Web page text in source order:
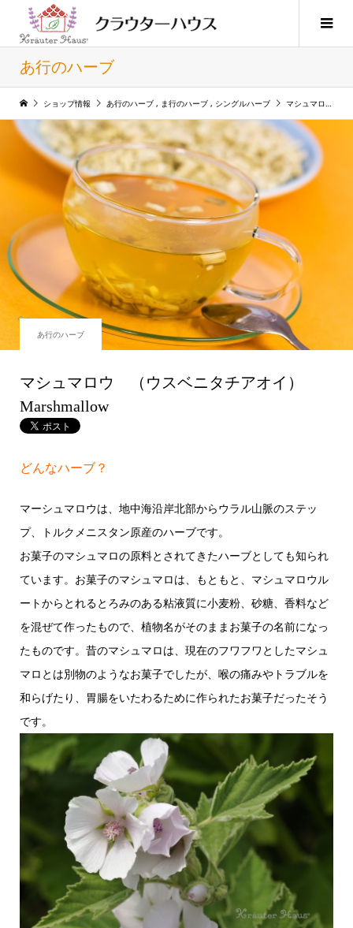
あ行のハーブ
ショップ情報 あ行のハーブ , ま行のハーブ , シングルハーブ マシュマロウ （ウスベニタチアオイ） Marshmallow
あ行のハーブ
マシュマロウ （ウスベニタチアオイ）
Marshmallow
どんなハーブ？
マーシュマロウは、地中海沿岸北部からウラル山脈のステッ
プ、トルクメニスタン原産のハーブです。
お菓子のマシュマロの原料とされてきたハーブとしても知られ
ています。お菓子のマシュマロは、もともと、マシュマロウル
ートからとれるとろみのある粘液質に小麦粉、砂糖、香料など
を混ぜて作ったもので、植物名がそのままお菓子の名前になっ
たものです。昔のマシュマロは、現在のフワフワとしたマシュ
マロとは別物のようなお菓子でしたが、喉の痛みやトラブルを
和らげたり、胃腸をいたわるために作られたお菓子だったそう
です。